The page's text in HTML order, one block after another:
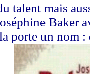
talent mais
Baker
porte un nom